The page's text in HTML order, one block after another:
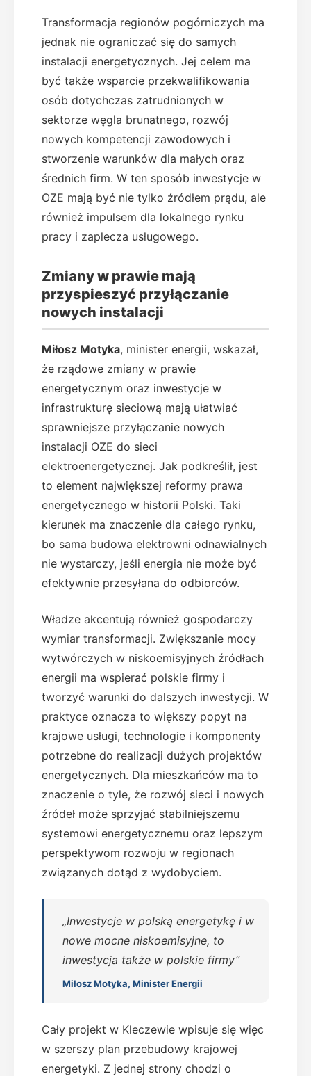
Transformacja regionów pogórniczych ma
jednak nie ograniczać się do samych
instalacji energetycznych. Jej celem ma
być także wsparcie przekwalifikowania
osób dotychczas zatrudnionych w
sektorze węgla brunatnego, rozwój
nowych kompetencji zawodowych i
stworzenie warunków dla małych oraz
średnich firm. W ten sposób inwestycje w
OZE mają być nie tylko źródłem prądu, ale
również impulsem dla lokalnego rynku
pracy i zaplecza usługowego.
Zmiany w prawie mają
przyspieszyć przyłączanie
nowych instalacji
Miłosz Motyka, minister energii, wskazał,
że rządowe zmiany w prawie
energetycznym oraz inwestycje w
infrastrukturę sieciową mają ułatwiać
sprawniejsze przyłączanie nowych
instalacji OZE do sieci
elektroenergetycznej. Jak podkreślił, jest
to element największej reformy prawa
energetycznego w historii Polski. Taki
kierunek ma znaczenie dla całego rynku,
bo sama budowa elektrowni odnawialnych
nie wystarczy, jeśli energia nie może być
efektywnie przesyłana do odbiorców.
Władze akcentują również gospodarczy
wymiar transformacji. Zwiększanie mocy
wytwórczych w niskoemisyjnych źródłach
energii ma wspierać polskie firmy i
tworzyć warunki do dalszych inwestycji. W
praktyce oznacza to większy popyt na
krajowe usługi, technologie i komponenty
potrzebne do realizacji dużych projektów
energetycznych. Dla mieszkańców ma to
znaczenie o tyle, że rozwój sieci i nowych
źródeł może sprzyjać stabilniejszemu
systemowi energetycznemu oraz lepszym
perspektywom rozwoju w regionach
związanych dotąd z wydobyciem.
„Inwestycje w polską energetykę i w
nowe mocne niskoemisyjne, to
inwestycja także w polskie firmy”
Miłosz Motyka, Minister Energii
Cały projekt w Kleczewie wpisuje się więc
w szerszy plan przebudowy krajowej
energetyki. Z jednej strony chodzi o